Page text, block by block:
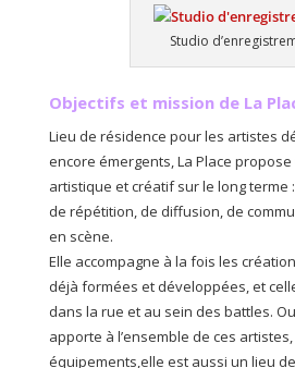
Studio
Objectifs et mission de La
Lieu de résidence pour les artistes
encore émergents, La Place
artistique et créatif sur le long terme
de répétition, de diffusion, de
en scène.
Elle accompagne à la fois les
déjà formées et développées, et
dans la rue et au sein des battles.
apporte à l’ensemble de ces
équipements,elle est aussi un lieu